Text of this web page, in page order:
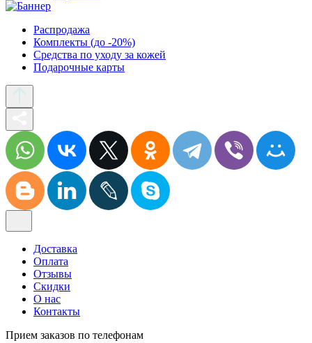
Распродажа
Комплекты (до -20%)
Средства по уходу за кожей
Подарочные карты
Доставка
Оплата
Отзывы
Скидки
О нас
Контакты
Прием заказов по телефонам